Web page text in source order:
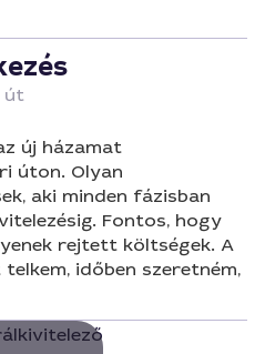
út
új házamat
úton. Olyan
aki minden fázisban
Fontos, hogy
rejtett költségek. A
időben szeretném,